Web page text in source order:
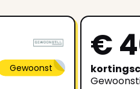
Gewoonst
€